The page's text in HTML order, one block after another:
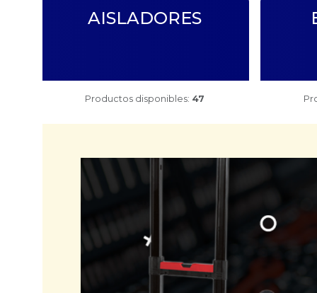
AISLADORES
Productos disponibles: 47